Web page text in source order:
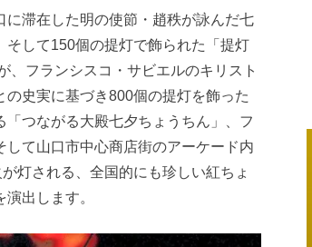
滞在した明の使節・趙秩が詠んだ七
して150個の提灯で飾られた「提灯
フランシスコ・サビエルのキリスト
史実に基づき800個の提灯を飾った
「つながる大殿七夕ちょうちん」、フ
て山口市中心商店街のアーケード内
灯される、全国的にも珍しい紅ちょ
出します。